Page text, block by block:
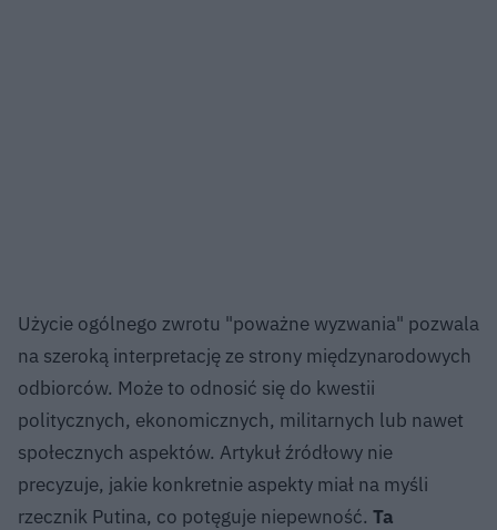
Użycie ogólnego zwrotu "poważne wyzwania" pozwala
na szeroką interpretację ze strony międzynarodowych
odbiorców. Może to odnosić się do kwestii
politycznych, ekonomicznych, militarnych lub nawet
społecznych aspektów. Artykuł źródłowy nie
precyzuje, jakie konkretnie aspekty miał na myśli
rzecznik Putina, co potęguje niepewność. Ta